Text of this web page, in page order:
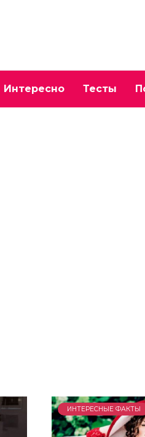
Интересно Тесты
ИНТЕРЕСНЫЕ ФАКТЫ